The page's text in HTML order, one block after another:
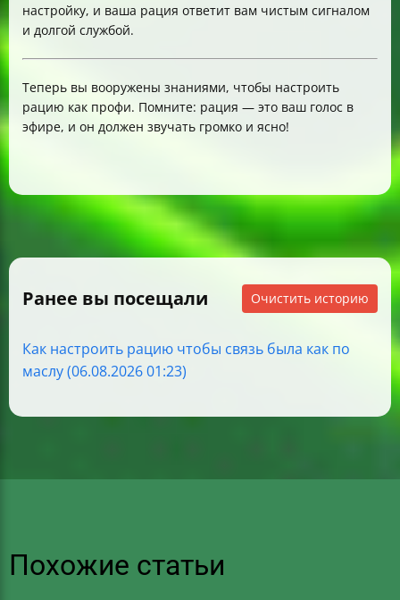
настройку, и ваша рация ответит вам чистым сигналом
и долгой службой.
Теперь вы вооружены знаниями, чтобы настроить
рацию как профи. Помните: рация — это ваш голос в
эфире, и он должен звучать громко и ясно!
Ранее вы посещали Очистить историю
Как настроить рацию чтобы связь была как по
маслу (06.08.2026 01:23)
Похожие статьи